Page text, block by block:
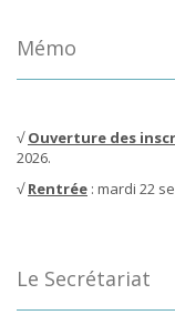
Mémo
√Ouverture des
2026.
√Rentrée : mardi 22
Le Secrétariat